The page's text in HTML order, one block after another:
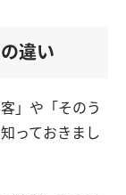
違い
」や「そのう
っておきまし